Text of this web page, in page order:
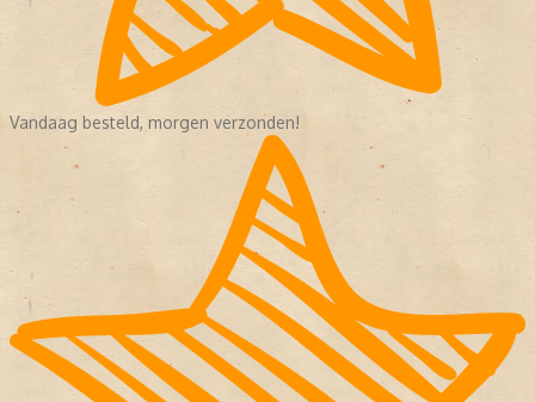
Vandaag besteld, morgen verzonden!